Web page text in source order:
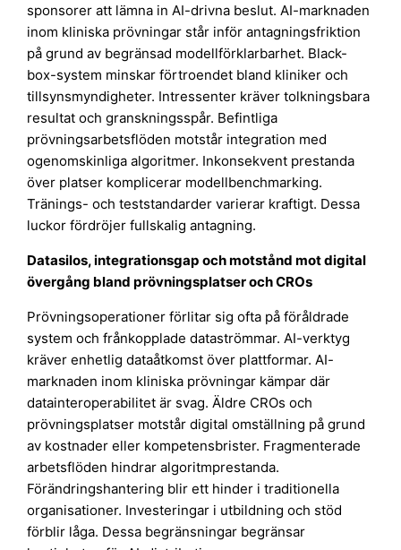
sponsorer att lämna in AI-drivna beslut. AI-marknaden
inom kliniska prövningar står inför antagningsfriktion
på grund av begränsad modellförklarbarhet. Black-
box-system minskar förtroendet bland kliniker och
tillsynsmyndigheter. Intressenter kräver tolkningsbara
resultat och granskningsspår. Befintliga
prövningsarbetsflöden motstår integration med
ogenomskinliga algoritmer. Inkonsekvent prestanda
över platser komplicerar modellbenchmarking.
Tränings- och teststandarder varierar kraftigt. Dessa
luckor fördröjer fullskalig antagning.
Datasilos, integrationsgap och motstånd mot digital
övergång bland prövningsplatser och CROs
Prövningsoperationer förlitar sig ofta på föråldrade
system och frånkopplade dataströmmar. AI-verktyg
kräver enhetlig dataåtkomst över plattformar. AI-
marknaden inom kliniska prövningar kämpar där
datainteroperabilitet är svag. Äldre CROs och
prövningsplatser motstår digital omställning på grund
av kostnader eller kompetensbrister. Fragmenterade
arbetsflöden hindrar algoritmprestanda.
Förändringshantering blir ett hinder i traditionella
organisationer. Investeringar i utbildning och stöd
förblir låga. Dessa begränsningar begränsar